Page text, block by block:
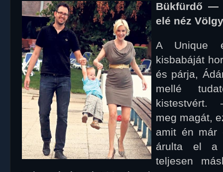
Bükfürdő —
elé néz
A Unique
kisbabáját
és párja,
mellé
kistestvért.
meg magát,
amit én már
árulta el a
teljesen